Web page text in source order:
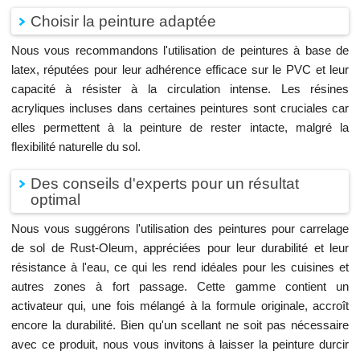
Choisir la peinture adaptée
Nous vous recommandons l'utilisation de peintures à base de
latex, réputées pour leur adhérence efficace sur le PVC et leur
capacité à résister à la circulation intense. Les résines
acryliques incluses dans certaines peintures sont cruciales car
elles permettent à la peinture de rester intacte, malgré la
flexibilité naturelle du sol.
Des conseils d'experts pour un résultat
optimal
Nous vous suggérons l'utilisation des peintures pour carrelage
de sol de Rust-Oleum, appréciées pour leur durabilité et leur
résistance à l'eau, ce qui les rend idéales pour les cuisines et
autres zones à fort passage. Cette gamme contient un
activateur qui, une fois mélangé à la formule originale, accroît
encore la durabilité. Bien qu'un scellant ne soit pas nécessaire
avec ce produit, nous vous invitons à laisser la peinture durcir